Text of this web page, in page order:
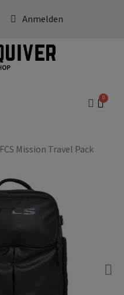
Anmelden
FCS Mission Travel Pack